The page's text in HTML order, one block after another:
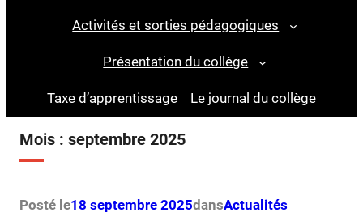
Activités et sorties pédagogiques
Présentation du collège
Taxe d’apprentissage Le journal du collège
Mois : septembre 2025
Posté le18 septembre 2025dansActualités